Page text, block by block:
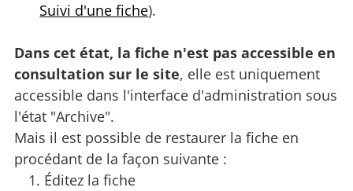
Suivi d'une fiche).
Dans cet état, la fiche n'est pas accessible en
consultation sur le site, elle est uniquement
accessible dans l'interface d'administration sous
l'état "Archive".
Mais il est possible de restaurer la fiche en
procédant de la façon suivante :
Éditez la fiche